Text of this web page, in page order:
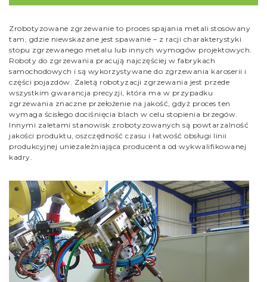
Zrobotyzowane zgrzewanie to proces spajania metali stosowany
tam, gdzie niewskazane jest spawanie – z racji charakterystyki
stopu zgrzewanego metalu lub innych wymogów projektowych.
Roboty do zgrzewania pracują najczęściej w fabrykach
samochodowych i są wykorzystywane do zgrzewania karoserii i
części pojazdów. Zaletą robotyzacji zgrzewania jest przede
wszystkim gwarancja precyzji, która ma w przypadku
zgrzewania znaczne przełożenie na jakość, gdyż proces ten
wymaga ścisłego dociśnięcia blach w celu stopienia brzegów.
Innymi zaletami stanowisk zrobotyzowanych są powtarzalność
jakości produktu, oszczędność czasu i łatwość obsługi linii
produkcyjnej uniezależniająca producenta od wykwalifikowanej
kadry.